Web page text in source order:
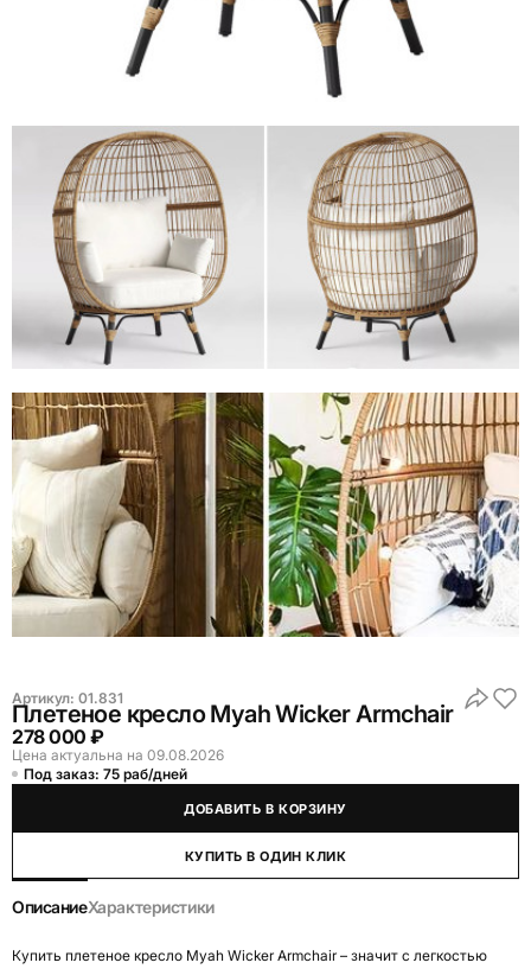
Артикул: 01.831
Плетеное кресло Myah Wicker Armchair
278 000 ₽
Цена актуальна на 09.08.2026
Под заказ: 75 раб/дней
ДОБАВИТЬ В КОРЗИНУ
КУПИТЬ В ОДИН КЛИК
ОписаниеХарактеристики
Купить плетеное кресло Myah Wicker Armchair – значит с легкостью